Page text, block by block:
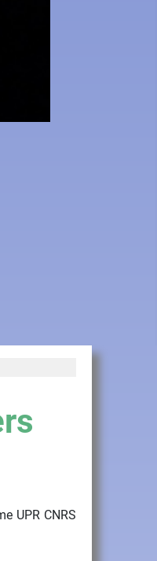
UPR CNRS